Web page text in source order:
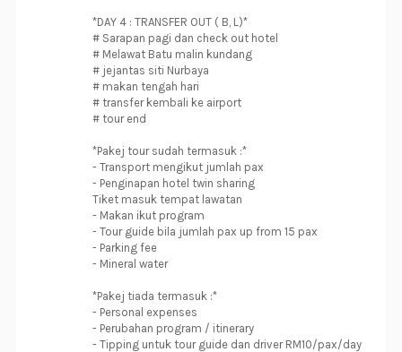
*DAY 4 : TRANSFER OUT ( B, L)*
# Sarapan pagi dan check out hotel
# Melawat Batu malin kundang
# jejantas siti Nurbaya
# makan tengah hari
# transfer kembali ke airport
# tour end
*Pakej tour sudah termasuk :*
- Transport mengikut jumlah pax
- Penginapan hotel twin sharing
Tiket masuk tempat lawatan
- Makan ikut program
- Tour guide bila jumlah pax up from 15 pax
- Parking fee
- Mineral water
*Pakej tiada termasuk :*
- Personal expenses
- Perubahan program / itinerary
- Tipping untuk tour guide dan driver RM10/pax/day